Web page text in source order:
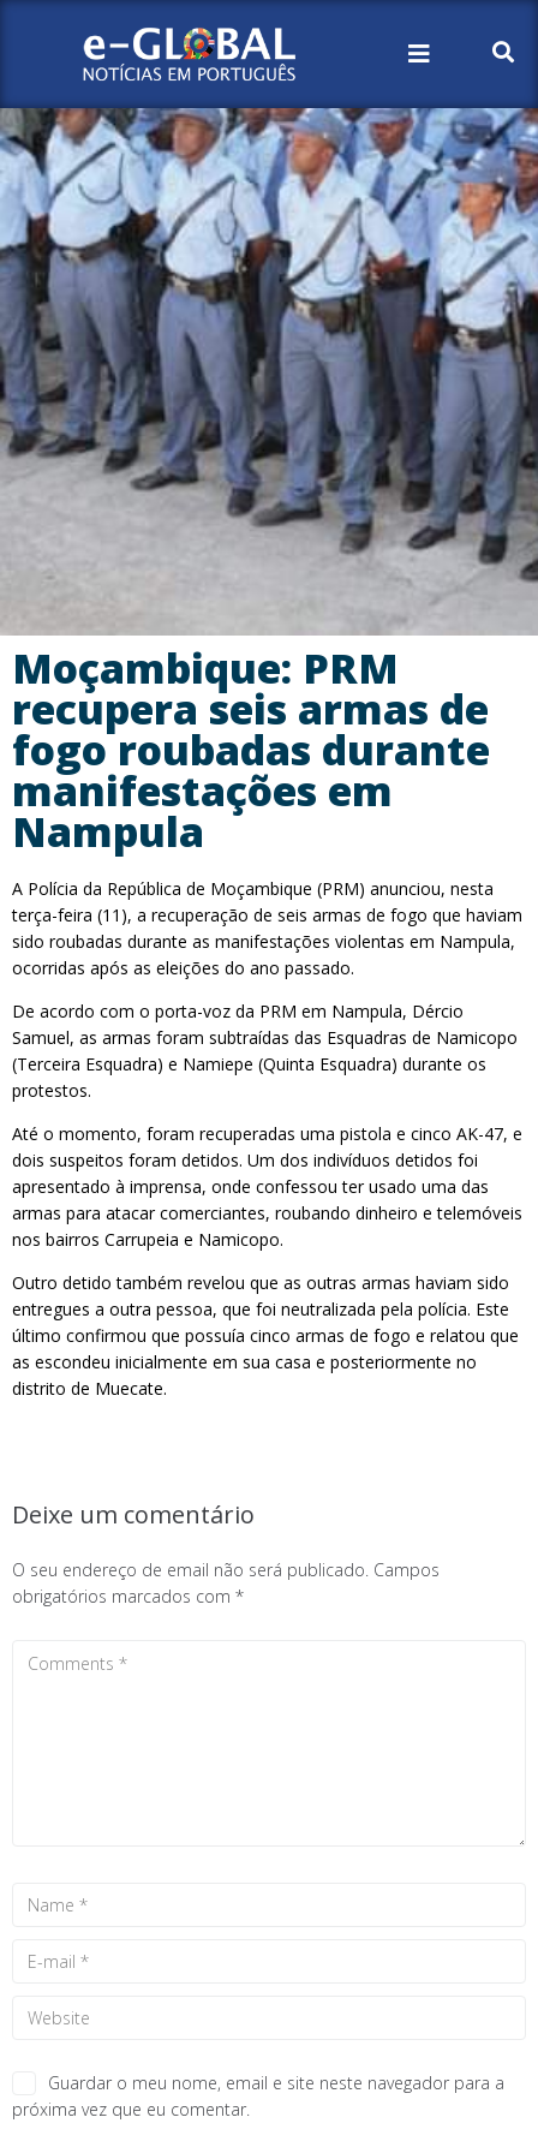
Moçambique: PRM
recupera seis armas de
fogo roubadas durante
manifestações em
Nampula
A Polícia da República de Moçambique (PRM) anunciou, nesta
terça-feira (11), a recuperação de seis armas de fogo que haviam
sido roubadas durante as manifestações violentas em Nampula,
ocorridas após as eleições do ano passado.
De acordo com o porta-voz da PRM em Nampula, Dércio
Samuel, as armas foram subtraídas das Esquadras de Namicopo
(Terceira Esquadra) e Namiepe (Quinta Esquadra) durante os
protestos.
Até o momento, foram recuperadas uma pistola e cinco AK-47, e
dois suspeitos foram detidos. Um dos indivíduos detidos foi
apresentado à imprensa, onde confessou ter usado uma das
armas para atacar comerciantes, roubando dinheiro e telemóveis
nos bairros Carrupeia e Namicopo.
Outro detido também revelou que as outras armas haviam sido
entregues a outra pessoa, que foi neutralizada pela polícia. Este
último confirmou que possuía cinco armas de fogo e relatou que
as escondeu inicialmente em sua casa e posteriormente no
distrito de Muecate.
Deixe um comentário
O seu endereço de email não será publicado. Campos
obrigatórios marcados com *
Guardar o meu nome, email e site neste navegador para a
próxima vez que eu comentar.